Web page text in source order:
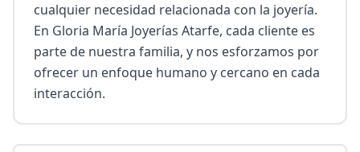
cualquier necesidad relacionada con la joyería.
En Gloria María Joyerías Atarfe, cada cliente es
parte de nuestra familia, y nos esforzamos por
ofrecer un enfoque humano y cercano en cada
interacción.